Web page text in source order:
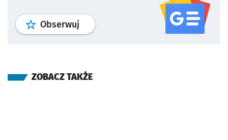
Obserwuj profil serwisu
ZOBACZ TAKŻE